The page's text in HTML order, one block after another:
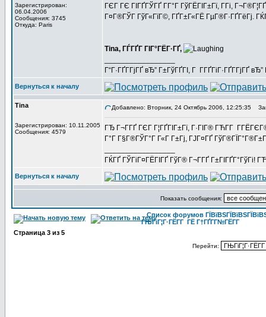
Зарегистрирован:
06.04.2006
Сообщения: 3745
Откуда: Paris
ГЄГ ГЄ ГІГҐГЎГҐ Г­Г°Г ГўГЁГІГ±Гї, Г­Гі,
Г¤Г®ГЎГ ГўГ«ГїГ©, ГҐГ±Г«ГЁ ГµГ®Г·ГҐГёГј.
Tina, ГЃГҐГ ГІГ°ГЁГ·ГҐ,
Г“Г·ГҐГ­ГјГҐ вЂ” Г±ГўГҐГІ, Г Г­ГҐГіГ·ГҐГ­ГјГҐ
Вернуться к началу
Tina
Зарегистрирован: 10.11.2005
Сообщения: 4579
Добавлено: Вторник, 24 Октябрь 2006, 12:25:35
ГЂ Г¬Г­ГҐ ГЄГ Г¦ГҐГІГ±Гї, Г·ГІГ® ГЋГ­Г
Г°Г Г§Г®ГЎГ°Г Г«Г Г±Гј, ГЈГ¤ГҐ
ГЌГҐ ГЎГіГ¤ГЁГІГҐ ГўГ® Г¬Г­ГҐ Г±ГІГҐГ°ГўГі!
Вернуться к началу
Показать сообщения:
Список форумов
ГЊГіГ¦Г·ГЁГ­Г ГЁ Г†ГҐГ­Г№ГЁГ­Г
Страница 3 из 5
Перейти: